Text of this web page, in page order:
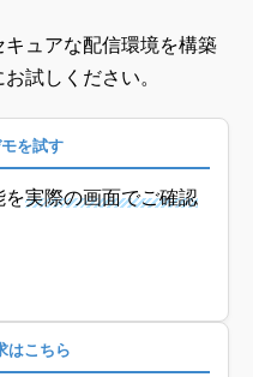
ュアな配信環境を構築
試しください。
を試す
を実際の画面でご確認
はこちら